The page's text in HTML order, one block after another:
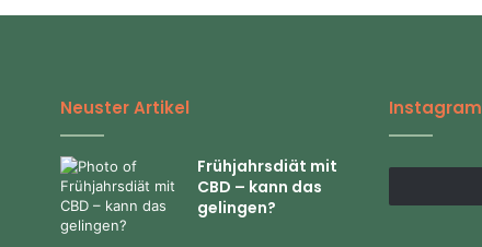
Neuster Artikel
Frühjahrsdiät mit
CBD – kann das
gelingen?
Instagram